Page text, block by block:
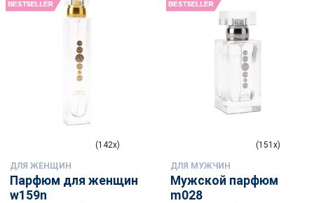
(142x)
ДЛЯ ЖЕНЩИН
Парфюм для женщин
w159n
(151x)
ДЛЯ МУЖЧИН
Мужской парфюм
m028